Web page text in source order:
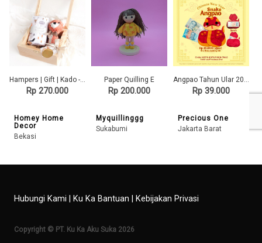
Hampers | Gift | Kado - Baby Newborn Set 3
Rp 270.000
Homey Home
Decor
Bekasi
Paper Quilling E
Rp 200.000
Myquillinggg
Sukabumi
Angpao Tahun Ular 2025 (Terbuat dari Flanel)
Rp 39.000
Precious One
Jakarta Barat
Hubungi Kami Ku Ka Bantuan Kebijakan Privasi
Copyright © PT. Ku Ka Aku Suka 2026